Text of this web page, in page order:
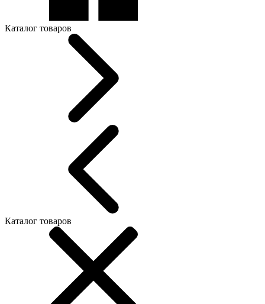
Каталог товаров
Каталог товаров